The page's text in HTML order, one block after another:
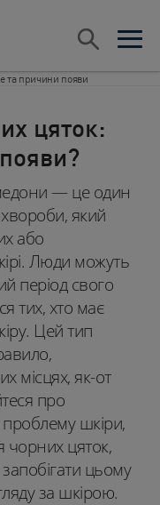
open
open
та причини появи
цяток:
— це один
який
або
Люди можуть
період свого
тих, хто має
Цей тип
місцях, як-от
про
шкіри,
чорних цяток,
цьому
за шкірою.